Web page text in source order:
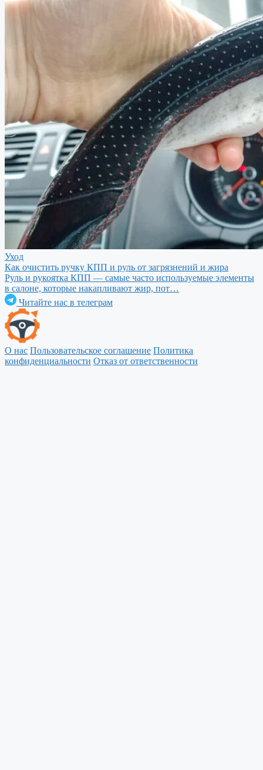
Уход
Как очистить ручку КПП и руль от загрязнений и жира
Руль и рукоятка КПП — самые часто используемые элементы
в салоне, которые накапливают жир, пот…
Читайте нас в телеграм
О нас Пользовательское соглашение Политика
конфиденциальности Отказ от ответственности